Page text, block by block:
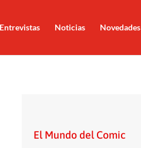
Entrevistas Noticias Novedades
El Mundo del Comic